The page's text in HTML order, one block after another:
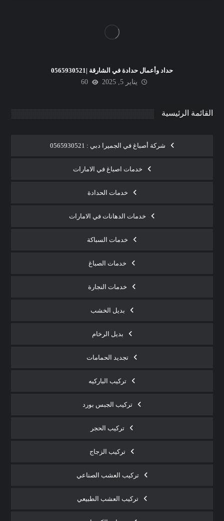
حداد وأعمال حدادة في الشارقة |0565930521
يناير 5, 2025
60
القائمة الرئيسية
شركة أصباغ في الجميرا دبي : 0565930521
خدمات اصباغ في الامارات
خدمات الحدادة
خدمات الدهانات في الامارات
خدمات السباكة
خدمات الصباغ
خدمات النجارة
بديل الخشب
بديل الرخام
تجديد الحمامات
تركيب الباركيه
تركيب الجبس بورد
تركيب الحجر
تركيب الزجاج
تركيب العشب الصناعي
تركيب العشب الطبيعي